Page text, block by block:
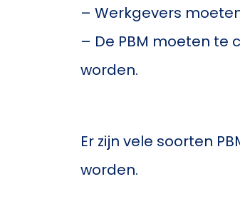
– Werkgevers
– De PBM moeten te
worden.
Er zijn vele soorten
worden.